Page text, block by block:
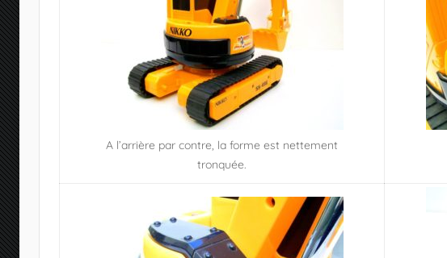
A l’arrière par contre, la forme est nettement
tronquée.